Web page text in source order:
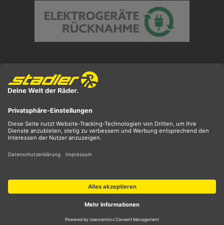
** ehemaliger UVP
*** Preis entspricht unserem Markteinführungspreis
der aktuellen Saison